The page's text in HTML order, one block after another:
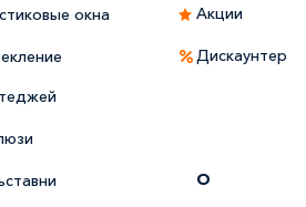
окна Акции
Дискаунтер
О